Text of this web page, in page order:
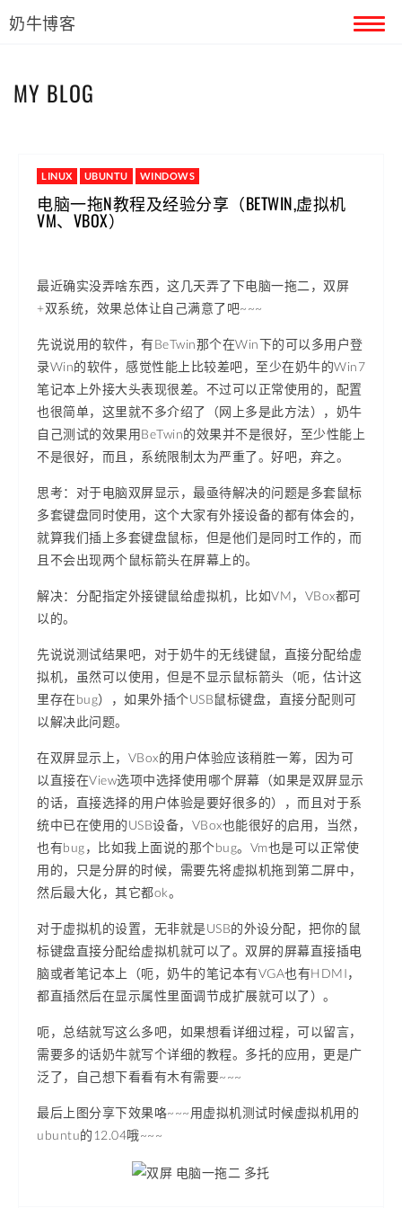
奶牛博客
MY BLOG
LINUX UBUNTU WINDOWS
电脑一拖N教程及经验分享（BETWIN,虚拟机
VM、VBOX）
最近确实没弄啥东西，这几天弄了下电脑一拖二，双屏
+双系统，效果总体让自己满意了吧~~~
先说说用的软件，有BeTwin那个在Win下的可以多用户登
录Win的软件，感觉性能上比较差吧，至少在奶牛的Win7
笔记本上外接大头表现很差。不过可以正常使用的，配置
也很简单，这里就不多介绍了（网上多是此方法），奶牛
自己测试的效果用BeTwin的效果并不是很好，至少性能上
不是很好，而且，系统限制太为严重了。好吧，弃之。
思考：对于电脑双屏显示，最亟待解决的问题是多套鼠标
多套键盘同时使用，这个大家有外接设备的都有体会的，
就算我们插上多套键盘鼠标，但是他们是同时工作的，而
且不会出现两个鼠标箭头在屏幕上的。
解决：分配指定外接键鼠给虚拟机，比如VM，VBox都可
以的。
先说说测试结果吧，对于奶牛的无线键鼠，直接分配给虚
拟机，虽然可以使用，但是不显示鼠标箭头（呃，估计这
里存在bug），如果外插个USB鼠标键盘，直接分配则可
以解决此问题。
在双屏显示上，VBox的用户体验应该稍胜一筹，因为可
以直接在View选项中选择使用哪个屏幕（如果是双屏显示
的话，直接选择的用户体验是要好很多的），而且对于系
统中已在使用的USB设备，VBox也能很好的启用，当然，
也有bug，比如我上面说的那个bug。Vm也是可以正常使
用的，只是分屏的时候，需要先将虚拟机拖到第二屏中，
然后最大化，其它都ok。
对于虚拟机的设置，无非就是USB的外设分配，把你的鼠
标键盘直接分配给虚拟机就可以了。双屏的屏幕直接插电
脑或者笔记本上（呃，奶牛的笔记本有VGA也有HDMI，
都直插然后在显示属性里面调节成扩展就可以了）。
呃，总结就写这么多吧，如果想看详细过程，可以留言，
需要多的话奶牛就写个详细的教程。多托的应用，更是广
泛了，自己想下看看有木有需要~~~
最后上图分享下效果咯~~~用虚拟机测试时候虚拟机用的
ubuntu的12.04哦~~~